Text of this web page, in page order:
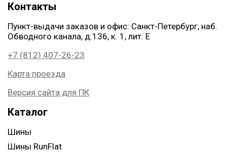
Контакты
Пункт-выдачи заказов и офис: Санкт-Петербург, наб.
Обводного канала, д.136, к. 1, лит. Е
+7 (812) 407-26-23
Карта проезда
Версия сайта для ПК
Каталог
Шины
Шины RunFlat